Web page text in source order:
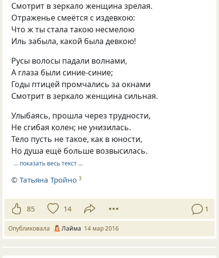
Смотрит в зеркало женщина зрелая.
Отраженье смеётся с издевкою:
Что ж ты стала такою несмелою
Иль забыла, какой была девкою!
Русы волосы падали волнами,
А глаза были синие-синие;
Годы птицей промчались за окнами
Смотрит в зеркало женщина сильная.
Улыбаясь, прошла через трудности,
Не сгибая колен; не унизилась.
Тело пусть не такое, как в юности,
Но душа ещё больше возвысилась.
… показать весь текст …
©Татьяна Тройно 3
85 14 1
Опубликовала Лайма 14 мар 2016